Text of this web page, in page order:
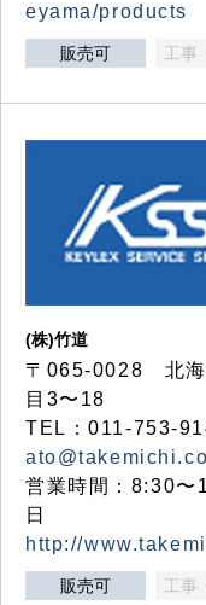
eyama/products
販売可 工事
(株)竹道
〒065-0028 北海
目3〜18
TEL：011-753-
営業時間：8:30〜
日
http://
販売可 工事